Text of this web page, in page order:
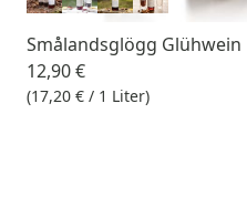
Smålandsglögg Glühwein
12,90 €
(17,20 € / 1 Liter)